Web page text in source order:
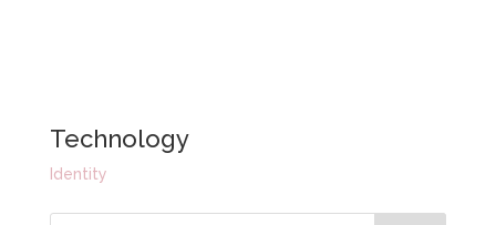
Technology
Identity